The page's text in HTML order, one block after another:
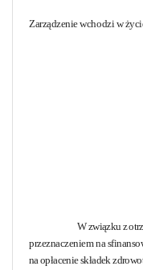
Zarządzenie wchodzi w
W związku z
przeznaczeniem na
naopłacenie składek